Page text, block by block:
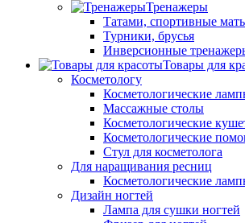
Тренажеры
Татами, спортивные
Турники, брусья
Инверсионные
Товары для
Косметологу
Косметологические
Массажные столы
Косметологические
Косметологические
Стул для косметолога
Для наращивания ресниц
Косметологические
Дизайн ногтей
Лампа для сушки ногтей